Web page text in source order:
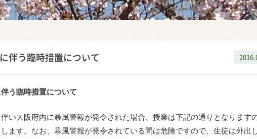
伴う臨時措置について
う臨時措置について
い大阪府内に暴風警報が発令された場合、授業は下記の通りとなります
ます。なお、暴風警報が発令されている間は危険ですので、生徒は外出